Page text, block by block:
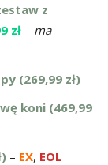
z
zł – ma
(269,99 zł)
koni (469,99
– EX, EOL